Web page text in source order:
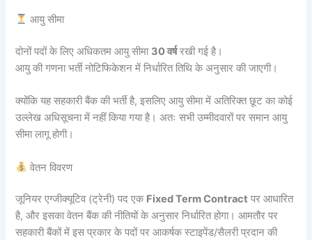
आयु सीमा
दोनों पदों के लिए अधिकतम आयु सीमा 30 वर्षरखी गई है।
आयु की गणना भर्ती नोटिफिकेशन में निर्धारित तिथि के अनुसार की जाएगी।
क्योंकि यह सहकारी बैंक की भर्ती है, इसलिए आयु सीमा में अतिरिक्त छूट का कोई
उल्लेख अधिसूचना में नहीं किया गया है। अतः सभी उम्मीदवारों पर समान आयु
सीमा लागू होगी।
वेतन विवरण
जूनियर एग्जीक्यूटिव (ट्रेनी) पद एक Fixed Term Contract पर आधारित
है, और इसका वेतन बैंक की नीतियों के अनुसार निर्धारित होगा। आमतौर पर
सहकारी बैंकों में इस प्रकार के पदों पर आकर्षक स्टाइपेंड/सैलरी प्रदान की